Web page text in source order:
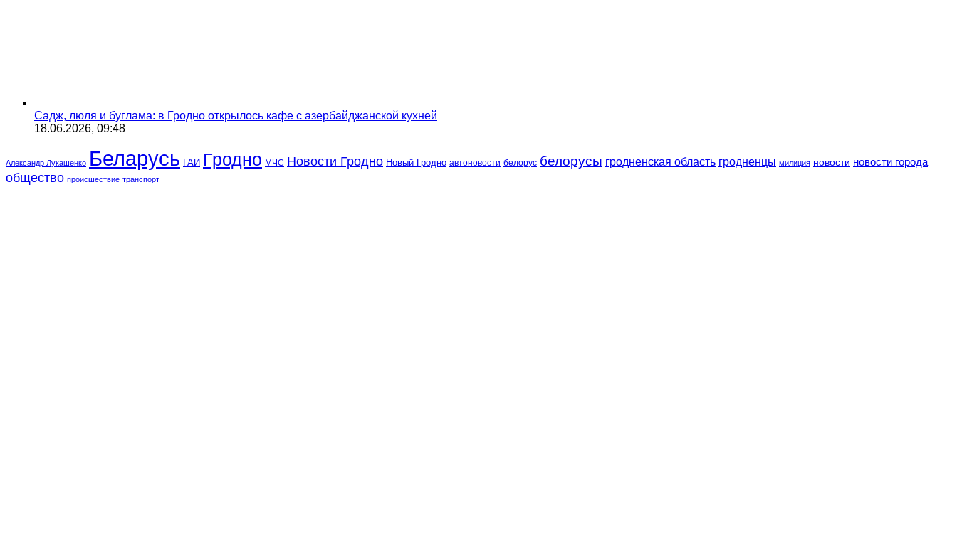
Садж, люля и буглама: в Гродно открылось кафе с азербайджанской кухней
18.06.2026, 09:48
Александр Лукашенко Беларусь ГАИ Гродно МЧС Новости Гродно Новый Гродно автоновости белорус белорусы гродненская область гродненцы милиция новости новости города
общество происшествие транспорт